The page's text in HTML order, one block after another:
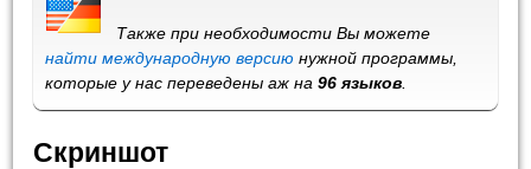
Также при необходимости Вы можете
найти международную версию нужной программы,
которые у нас переведены аж на96 языков
Скриншот